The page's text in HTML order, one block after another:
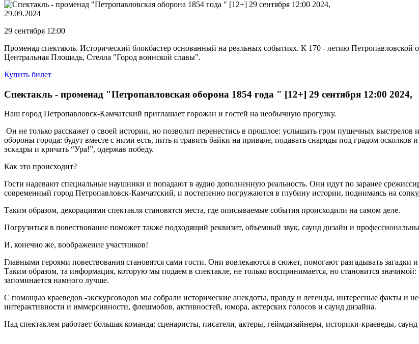
29.09.2024
29 сентября 12:00
Променад спектакль. Исторический блокбастер основанный на реальных событиях. К 170 - летию Петропавловской
Центральная Площадь, Стелла "Город воинской славы".
Купить билет
Спектакль - променад "Петропавловская оборона 1854 года " [12+] 29 сентября 12:00 2024,
Наш город Петропавловск-Камчатский приглашает горожан и гостей на необычную прогулку.
Он не только расскажет о своей истории, но позволит перенестись в прошлое: услышать гром пушечных выстрелов
обороны города: будут вместе с ними есть, пить и травить байки на привале, подавать снаряды под градом осколков
эскадры и кричать “Ура!”, одержав победу.
Как это происходит?
Гости надевают специальные наушники и попадают в аудио дополненную реальность. Они идут по заранее
современный город Петропавловск-Камчатский, и постепенно погружаются в глубину истории, поднимаясь на
Таким образом, декорациями спектакля становятся места, где описываемые события происходили на самом деле.
Погрузиться в повествование поможет также подходящий реквизит, объемный звук, саунд дизайн и
И, конечно же, воображение участников!
Главными героями повествования становятся сами гости. Они вовлекаются в сюжет, помогают разгадывать
Таким образом, та информация, которую мы подаем в спектакле, не только воспринимается, но становится
запоминается намного лучше.
С помощью краеведов -экскурсоводов мы собрали исторические анекдоты, правду и легенды, интересные факты
интерактивности и иммерсивности, флешмобов, активностей, юмора, актерских голосов и саунд дизайна.
Над спектаклем работает большая команда: сценаристы, писатели, актеры, геймдизайнеры, историки-краеведы,